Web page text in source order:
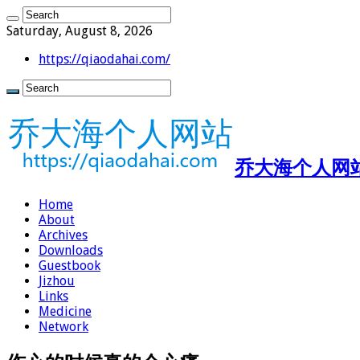
Saturday, August 8, 2026
https://qiaodahai.com/
乔大海个人
Home
About
Archives
Downloads
Guestbook
Jizhou
Links
Medicine
Network